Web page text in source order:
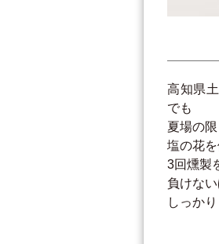
高知県
でも
夏場の
塩の花を
3回燻製
負けな
しっか